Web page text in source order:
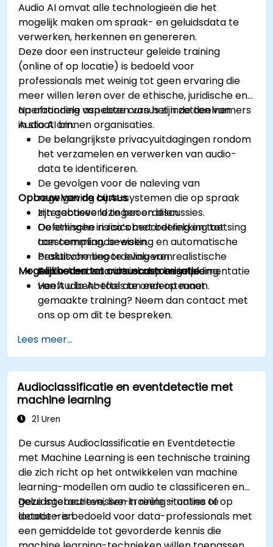
Audio AI omvat alle technologieën die het
mogelijk maken om spraak- en geluidsdata te
verwerken, herkennen en genereren.
Deze door een instructeur geleide training
(online of op locatie) is bedoeld voor
professionals met weinig tot geen ervaring die
meer willen leren over de ethische, juridische en
operationele aspecten van het inzetten van
Audio AI binnen organisaties.
Na afronding van deze cursus zijn de deelnemers
in staat om:
De belangrijkste privacyuitdagingen rondom
het verzamelen en verwerken van audio-
data te identificeren.
De gevolgen voor de naleving van
regelgeving bij AI-systemen die op spraak
zijn gebaseerd te beoordelen.
De ethische risico’s met betrekking tot
toestemming, bewaking en automatische
besluitvorming te evalueren.
Een verantwoorde inkoop en implementatie
van Audio AI-tools te ondersteunen.
Opbouw van de cursus
Interactieve lezingen en discussies.
Oefeningen in risicobeoordeling en toetsing
aan compliance-eisen.
Praktische beoordeling van realistische
Audio AI-scenario’s onder begeleiding.
Mogelijkheden tot cursuscustomisatie
Heeft u behoefte aan een op maat
gemaakte training? Neem dan contact met
ons op om dit te bespreken.
Lees meer...
Audioclassificatie en eventdetectie met
machine learning
21 Uren
De cursus Audioclassificatie en Eventdetectie
met Machine Learning is een technische training
die zich richt op het ontwikkelen van machine
learning-modellen om audio te classificeren en
geluidsgebeurtenissen in reële situaties te
detecteren.
Deze interactieve, live-training – online of op
locatie – is bedoeld voor data-professionals met
een gemiddelde tot gevorderde kennis die